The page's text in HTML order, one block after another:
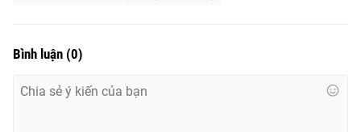
Bình luận (0)